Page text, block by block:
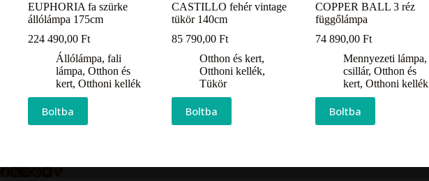
EUPHORIA fa szürke
állólámpa 175cm
224 490,00 Ft
Állólámpa, fali
lámpa, Otthon és
kert, Otthoni kellék
Boltba
CASTILLO fehér vintage
tükör 140cm
85 790,00Ft
Otthon és kert,
Otthoni kellék,
Tükör
Boltba
COPPER BALL 3 réz
függőlámpa
74 890,00Ft
Mennyezeti lámpa,
csillár,Otthon és
kert,Otthoni kellék
Boltba